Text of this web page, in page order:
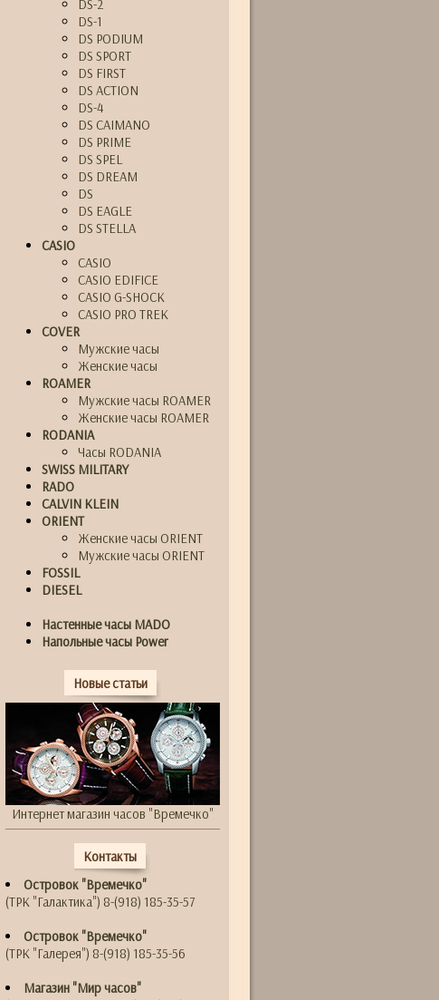
DS-2
DS-1
DS PODIUM
DS SPORT
DS FIRST
DS ACTION
DS-4
DS CAIMANO
DS PRIME
DS SPEL
DS DREAM
DS
DS EAGLE
DS STELLA
CASIO
CASIO
CASIO EDIFICE
CASIO G-SHOCK
CASIO PRO TREK
COVER
Мужские часы
Женские часы
ROAMER
Мужские часы ROAMER
Женские часы ROAMER
RODANIA
Часы RODANIA
SWISS MILITARY
RADO
CALVIN KLEIN
ORIENT
Женские часы ORIENT
Мужские часы ORIENT
FOSSIL
DIESEL
Настенные часы MADO
Напольные часы Power
Новые статьи
Интернет магазин часов "Времечко"
Контакты
Островок "Времечко"
(ТРК "Галактика") 8-(918) 185-35-57
Островок "Времечко"
(ТРК "Галерея") 8-(918) 185-35-56
Магазин "Мир часов"